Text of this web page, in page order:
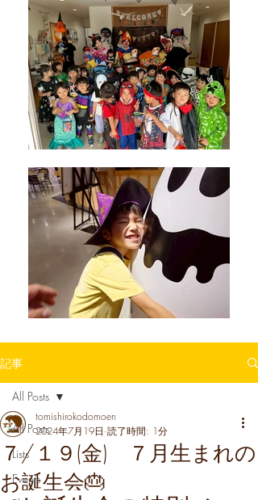
記事
All Posts
Lists
Events
All Posts
７/１９(金) ７月生まれの
お誕生会🎂
tomishirokodomoen
2024年7月19日 読了時間: 1分